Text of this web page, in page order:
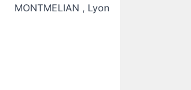
MONTMELIAN , Lyon